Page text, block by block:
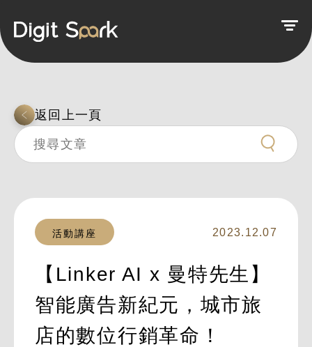
返回上一頁
活動講座 2023.12.07
【Linker AI x 曼特先生】
智能廣告新紀元，城市旅
店的數位行銷革命！